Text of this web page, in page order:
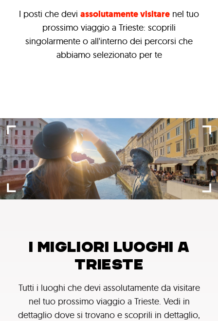
I posti che devi assolutamente visitare nel tuo
prossimo viaggio a Trieste: scoprili
singolarmente o all'interno dei percorsi che
abbiamo selezionato per te
I MIGLIORI LUOGHI A
TRIESTE
Tutti i luoghi che devi assolutamente da visitare
nel tuo prossimo viaggio a Trieste. Vedi in
dettaglio dove si trovano e scoprili in dettaglio,